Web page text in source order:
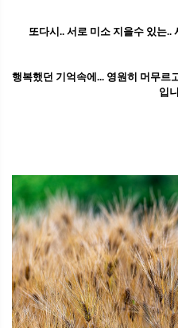
또다시.. 서로 미소 지을수 있는..
행복했던 기억속에... 영원히 머무르
입